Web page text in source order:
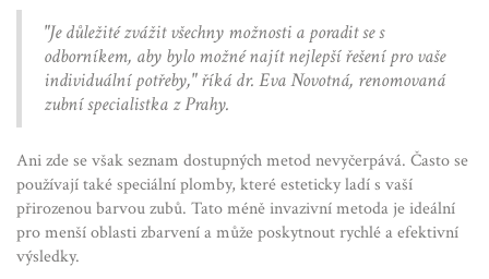
"Je důležité zvážit všechny možnosti a poradit se s
odborníkem, aby bylo možné najít nejlepší řešení pro vaše
individuální potřeby," říká dr. Eva Novotná, renomovaná
zubní specialistka z Prahy.
Ani zde se však seznam dostupných metod nevyčerpává. Často se
používají také speciální plomby, které esteticky ladí s vaší
přirozenou barvou zubů. Tato méně invazivní metoda je ideální
pro menší oblasti zbarvení a může poskytnout rychlé a efektivní
výsledky.